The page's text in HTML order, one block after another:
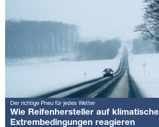
Der richtige Pneu für jedes Wetter
Wie Reifenhersteller auf klimatische
Extrembedingungen reagieren